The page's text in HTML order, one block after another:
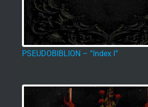
PSEUDOBIBLION – “Index I”